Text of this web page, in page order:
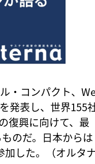
・コンパクト、
発表し、世界155
復興に向けて、最
のだ。日本からは
加した。（オルタ